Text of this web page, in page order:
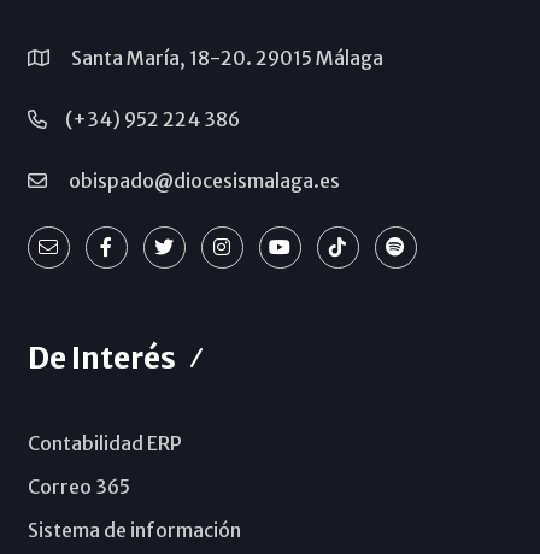
Santa María, 18-20. 29015 Málaga
(+34) 952 224 386
obispado@diocesismalaga.es
De Interés
Contabilidad ERP
Correo 365
Sistema de información